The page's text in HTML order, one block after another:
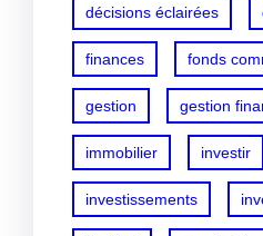
décisions éclairées
finances fonds
gestion gestion
immobilier investir
investissements